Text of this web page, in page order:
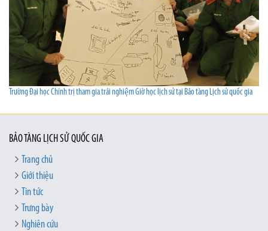
Trường Đại học Chính trị tham gia trải nghiệm Giờ học lịch sử tại Bảo tàng Lịch sử quốc gia
BẢO TÀNG LỊCH SỬ QUỐC GIA
Trang chủ
Giới thiệu
Tin tức
Trưng bày
Nghiên cứu